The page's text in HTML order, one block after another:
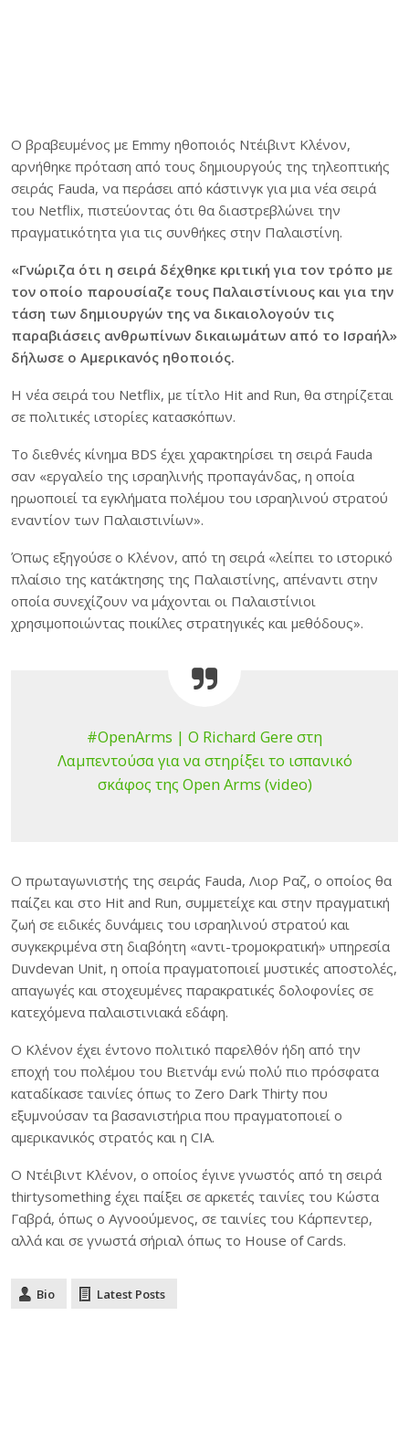
Ο βραβευμένος με Emmy ηθοποιός Ντέιβιντ Κλένον,
αρνήθηκε πρόταση από τους δημιουργούς της τηλεοπτικής
σειράς Fauda, να περάσει από κάστινγκ για μια νέα σειρά
του Netflix, πιστεύοντας ότι θα διαστρεβλώνει την
πραγματικότητα για τις συνθήκες στην Παλαιστίνη.
«Γνώριζα ότι η σειρά δέχθηκε κριτική για τον τρόπο με
τον οποίο παρουσίαζε τους Παλαιστίνιους και για την
τάση των δημιουργών της να δικαιολογούν τις
παραβιάσεις ανθρωπίνων δικαιωμάτων από το Ισραήλ»
δήλωσε ο Αμερικανός ηθοποιός.
Η νέα σειρά του Netflix, με τίτλο Hit and Run, θα στηρίζεται
σε πολιτικές ιστορίες κατασκόπων.
Το διεθνές κίνημα BDS έχει χαρακτηρίσει τη σειρά Fauda
σαν «εργαλείο της ισραηλινής προπαγάνδας, η οποία
ηρωοποιεί τα εγκλήματα πολέμου του ισραηλινού στρατού
εναντίον των Παλαιστινίων».
Όπως εξηγούσε ο Κλένον, από τη σειρά «λείπει το ιστορικό
πλαίσιο της κατάκτησης της Παλαιστίνης, απέναντι στην
οποία συνεχίζουν να μάχονται οι Παλαιστίνιοι
χρησιμοποιώντας ποικίλες στρατηγικές και μεθόδους».
#OpenArms | Ο Richard Gere στη
Λαμπεντούσα για να στηρίξει το ισπανικό
σκάφος της Open Arms (video)
O πρωταγωνιστής της σειράς Fauda, Λιορ Ραζ, ο οποίος θα
παίζει και στο Hit and Run, συμμετείχε και στην πραγματική
ζωή σε ειδικές δυνάμεις του ισραηλινού στρατού και
συγκεκριμένα στη διαβόητη «αντι-τρομοκρατική» υπηρεσία
Duvdevan Unit, η οποία πραγματοποιεί μυστικές αποστολές,
απαγωγές και στοχευμένες παρακρατικές δολοφονίες σε
κατεχόμενα παλαιστινιακά εδάφη.
Ο Κλένον έχει έντονο πολιτικό παρελθόν ήδη από την
εποχή του πολέμου του Βιετνάμ ενώ πολύ πιο πρόσφατα
καταδίκασε ταινίες όπως το Zero Dark Thirty που
εξυμνούσαν τα βασανιστήρια που πραγματοποιεί ο
αμερικανικός στρατός και η CIA.
Ο Ντέιβιντ Κλένον, ο οποίος έγινε γνωστός από τη σειρά
thirtysomething έχει παίξει σε αρκετές ταινίες του Κώστα
Γαβρά, όπως ο Αγνοούμενος, σε ταινίες του Κάρπεντερ,
αλλά και σε γνωστά σήριαλ όπως το House of Cards.
Bio Latest Posts